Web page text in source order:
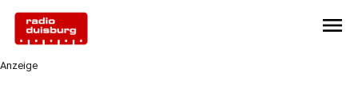
menu
Anzeige